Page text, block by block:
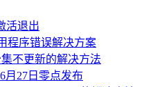
活退出
程序错误解决方案
不更新的解决方法
月27日零点发布